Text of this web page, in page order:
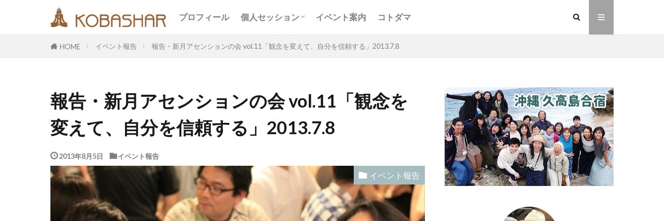
プロフィール 個人セッション
お客様の声
Ｑ＆Ａ
コンサルティング
イベント案内 コトダマ
HOME イベント報告 報告・新月アセンションの会 vol.11「観念を変えて、自分を信頼する」2013.7.8
報告・新月アセンションの会 vol.11「観念を
変えて、自分を信頼する」2013.7.8
2013年8月5日 イベント報告
イベント報告
タグ
EM うさと アセンション
イヤシロチ
エコ
オフグリッド バシャール・宇宙の法則
ヘナ
動画
友人
合宿
名古屋 地底人 子供 宇宙人 岐阜 引き寄せの法則
愛
断食
旅 沖縄 石川県 祓い 覚醒の学校
金沢市
鎮魂
非二元